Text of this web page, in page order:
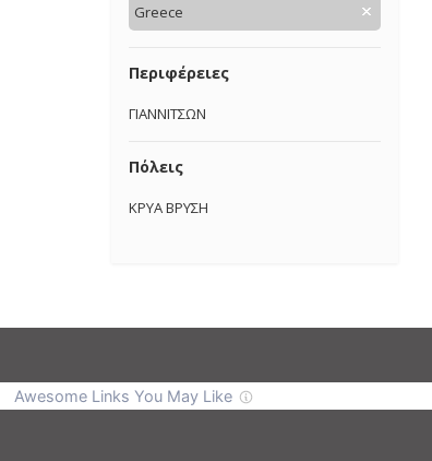
Greece
Περιφέρειες
ΓΙΑΝΝΙΤΣΩΝ
Πόλεις
ΚΡΥΑ ΒΡΥΣΗ